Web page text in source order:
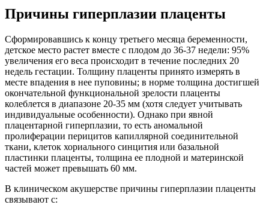
Причины гиперплазии плаценты
Сформировавшись к концу третьего месяца беременности,
детское место растет вместе с плодом до 36-37 недели: 95%
увеличения его веса происходит в течение последних 20
недель гестации. Толщину плаценты принято измерять в
месте впадения в нее пуповины; в норме толщина достигшей
окончательной функциональной зрелости плаценты
колеблется в диапазоне 20-35 мм (хотя следует учитывать
индивидуальные особенности). Однако при явной
плацентарной гиперплазии, то есть аномальной
пролиферации перицитов капиллярной соединительной
ткани, клеток хориального синцития или базальной
пластинки плаценты, толщина ее плодной и материнской
частей может превышать 60 мм.
В клиническом акушерстве причины гиперплазии плаценты
связывают с: